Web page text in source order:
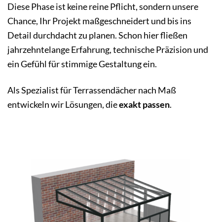
Diese Phase ist keine reine Pflicht, sondern unsere
Chance, Ihr Projekt maßgeschneidert und bis ins
Detail durchdacht zu planen. Schon hier fließen
jahrzehntelange Erfahrung, technische Präzision und
ein Gefühl für stimmige Gestaltung ein.
Als Spezialist für Terrassendächer nach Maß
entwickeln wir Lösungen, dieexakt passen.